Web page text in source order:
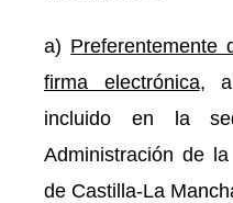
a) Preferentemente
firma electrónica, a
incluido en la
Administración de
de Castilla-La